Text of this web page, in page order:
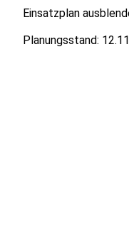
Einsatzplan
Planungsstand: